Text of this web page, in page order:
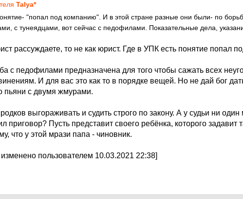
Talya*
"попал под компанию". И в этой стране разные они были- по
с тунеядцами, вот сейчас с педофилами. Показательные дела,
рассуждаете, то не как юрист. Где в УПК есть понятие попал
с педофилами предназначена для того чтобы сажать всех
И для вас это как то в порядке вещей. Но не дай бог
пьяни с двумя жмурами.
выгораживать и судить строго по закону. А у судьи ни один
приговор? Пусть представит своего ребёнка, которого задавит
что у этой мрази папа - чиновник.
пользователем 10.03.2021 22:38]